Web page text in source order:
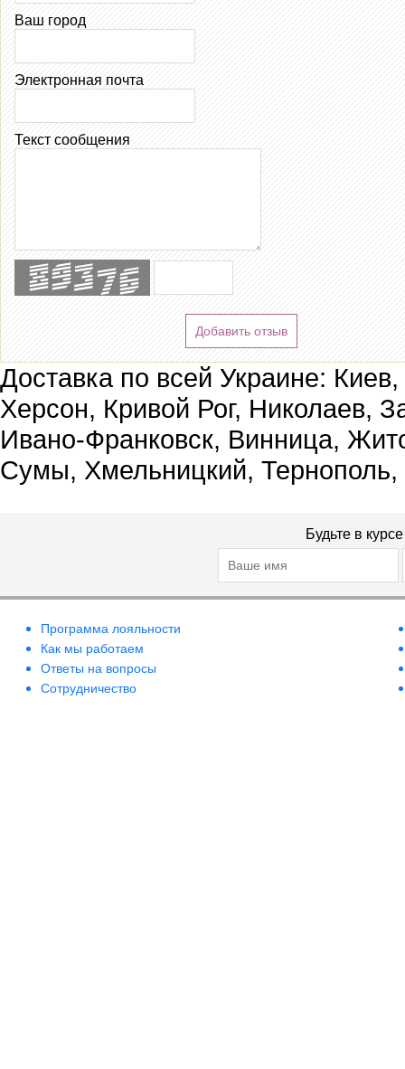
Ваш город
Электронная почта
Текст сообщения
Добавить отзыв
Доставка по всей Украине:
Херсон, Кривой Рог, Николаев,
Ивано-Франковск, Винница,
Сумы, Хмельницкий, Тернополь,
Будьте в
Программа лояльности
Как мы работаем
Ответы на вопросы
Сотрудничество